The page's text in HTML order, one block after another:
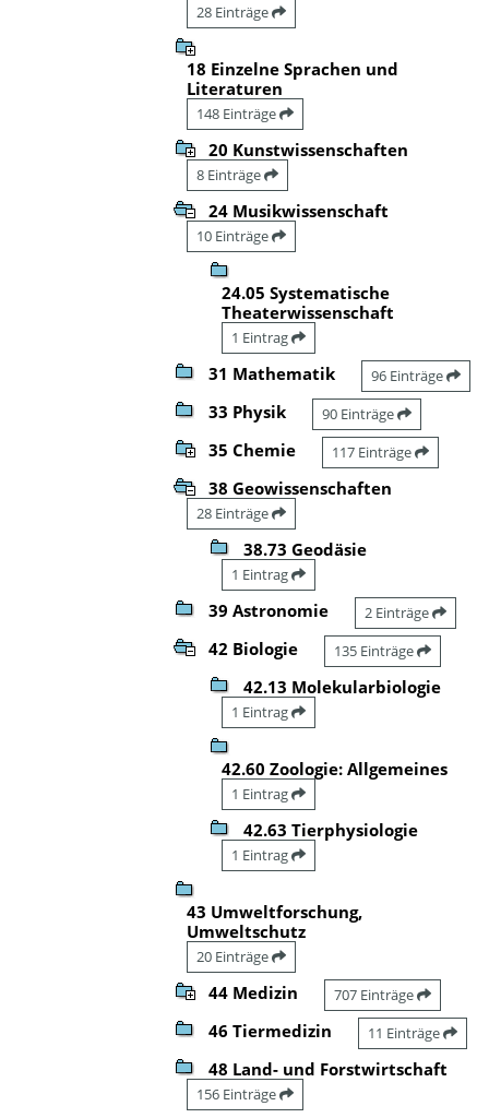
28 Einträge
18 Einzelne Sprachen und
Literaturen
148 Einträge
20 Kunstwissenschaften
8 Einträge
24 Musikwissenschaft
10 Einträge
24.05 Systematische
Theaterwissenschaft
1 Eintrag
31 Mathematik 96 Einträge
33 Physik 90 Einträge
35 Chemie 117 Einträge
38 Geowissenschaften
28 Einträge
38.73 Geodäsie
1 Eintrag
39 Astronomie 2 Einträge
42 Biologie 135 Einträge
42.13 Molekularbiologie
1 Eintrag
42.60 Zoologie: Allgemeines
1 Eintrag
42.63 Tierphysiologie
1 Eintrag
43 Umweltforschung,
Umweltschutz
20 Einträge
44 Medizin 707 Einträge
46 Tiermedizin 11 Einträge
48 Land- und Forstwirtschaft
156 Einträge